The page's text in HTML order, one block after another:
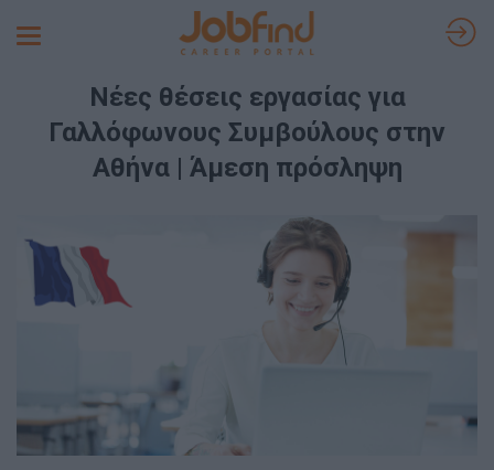
Toggle
Νέες θέσεις εργασίας για
Γαλλόφωνους Συμβούλους στην
Αθήνα | Άμεση πρόσληψη